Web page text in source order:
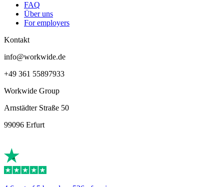
FAQ
Über uns
For employers
Kontakt
info@workwide.de
+49 361 55897933
Workwide Group
Arnstädter Straße 50
99096 Erfurt